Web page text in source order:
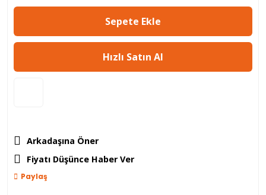
Sepete Ekle
Hızlı Satın Al
Arkadaşına Öner
Fiyatı Düşünce Haber Ver
Paylaş